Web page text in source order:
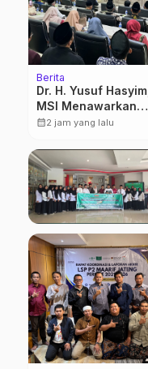
Berita
Dr. H. Yusuf Hasyim,
MSI Menawarkan
Kurikulum
Baru dalam dunia
pendidikan
calendar_month2 jam yang lalu